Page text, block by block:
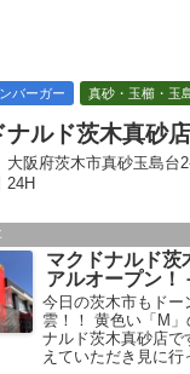
バーガー 真砂・玉櫛・玉
ナルド茨木真砂店
大阪府茨木市真砂玉島台
24H
マクドナルド茨
アルオープン！
今日の茨木市もドー
雲！！ 黄色い「M
ナルド茨木真砂店で
えていただき見に